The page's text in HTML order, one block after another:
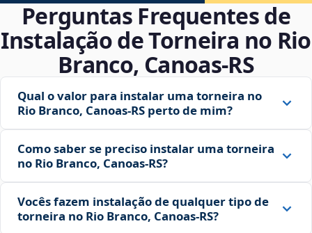
Perguntas Frequentes de
Instalação de Torneira no Rio
Branco, Canoas‑RS
Qual o valor para instalar uma torneira no
Rio Branco, Canoas‑RS perto de mim?
Como saber se preciso instalar uma torneira
no Rio Branco, Canoas‑RS?
Vocês fazem instalação de qualquer tipo de
torneira no Rio Branco, Canoas‑RS?